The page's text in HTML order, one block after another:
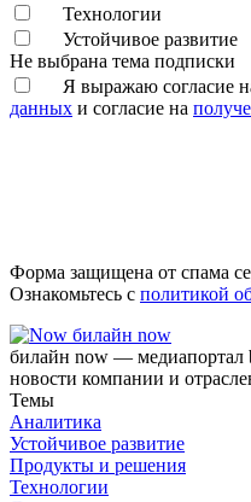
Технологии
Устойчивое развитие
Не выбрана тема подписки
Я выражаю согласие
данных и согласие на
Форма защищена от спама
Ознакомьтесь с политикой
билайн now
билайн now — медиапортал
новости компании и
Темы
Аналитика
Устойчивое развитие
Продукты и решения
Технологии